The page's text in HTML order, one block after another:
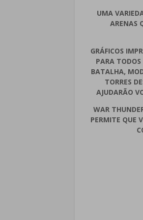
UMA
ARENAS
GRÁFICOS
PARA TODOS
BATALHA,
TORRES
AJUDARÃO
WAR
PERMITE QUE